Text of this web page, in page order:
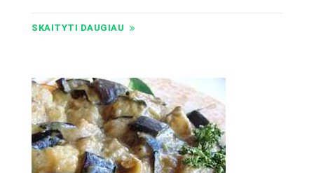
SKAITYTI DAUGIAU